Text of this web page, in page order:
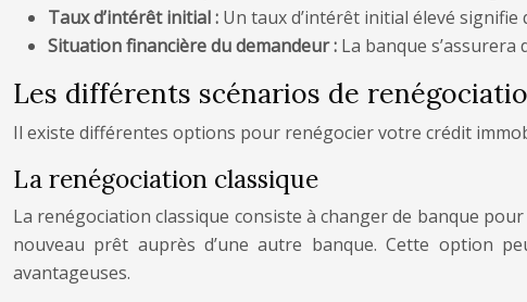
Taux d’intérêt initial : Un taux d’intérêt initial élevé
Situation financière du demandeur : La banque
Les différents scénarios de
Il existe différentes options pour renégocier votre crédit
La renégociation classique
La renégociation classique consiste à changer de banque
nouveau prêt auprès d’une autre banque. Cette option
avantageuses.